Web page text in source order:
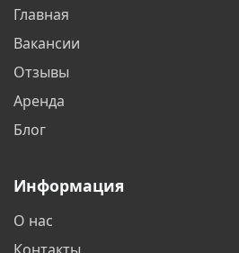
Владикавказ
Главная
Вакансии
Отзывы
Аренда
Блог
Информация
О нас
Контакты